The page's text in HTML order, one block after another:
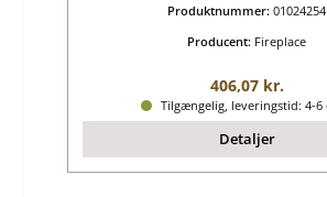
Produktnummer: 01024254
Producent: Fireplace
Almindelig pris:
406,07 kr.
Tilgængelig, leveringstid: 4-6
Detaljer